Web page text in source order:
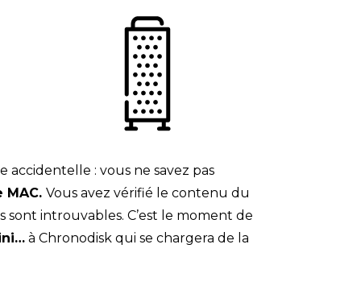
: vous ne savez pas
Vous avez vérifié le contenu du
introuvables. C’est le moment de
à Chronodisk qui se chargera de la